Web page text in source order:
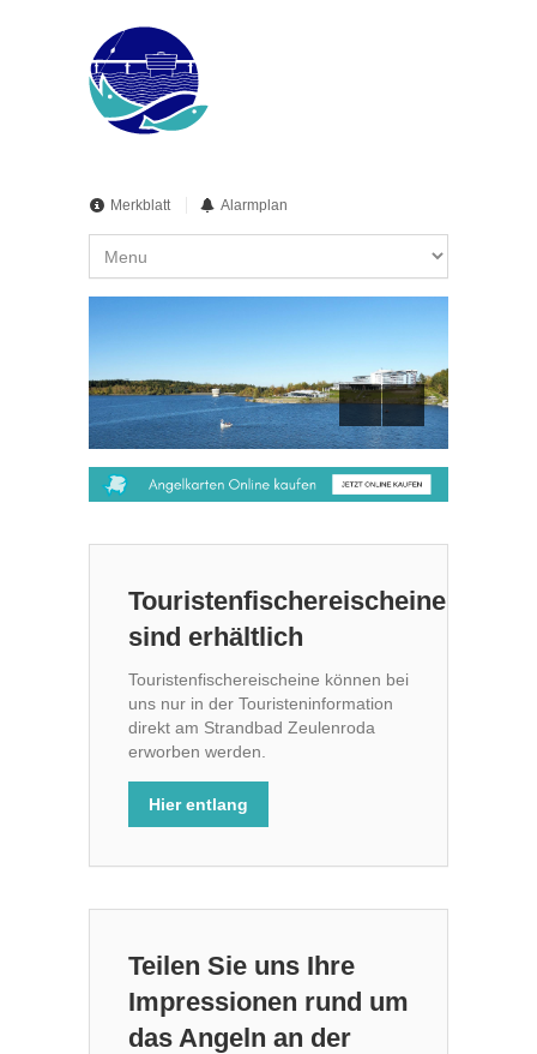
Merkblatt Alarmplan
Touristenfischereischeine
sind erhältlich
Touristenfischereischeine können bei
uns nur in der Touristeninformation
direkt am Strandbad Zeulenroda
erworben werden.
Hier entlang
Teilen Sie uns Ihre
Impressionen rund um
das Angeln an der